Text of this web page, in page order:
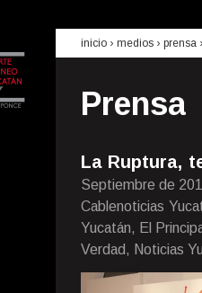
inicio › medios › prensa
Prensa
La Ruptura,
Septiembre de
Cablenoticias
Yucatán, El
Verdad, Noticias